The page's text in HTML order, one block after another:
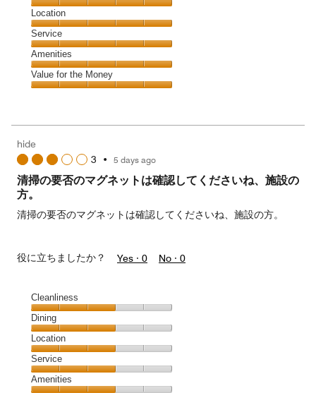
5
out
of
5
Dining,
5
out
of
5
Location
Location,
5
out
of
5
Service
Service,
5
out
Amenities
Amenities,
5
5
Value for the Money
5
out
of
5
hide
3 • 5 days ago
清掃の要否のマグネットは確認してくださいね、施設の
方。
清掃の要否のマグネットは確認してくださいね、施設の方。
役に立ちましたか？ Yes · 0 No · 0
Cleanliness
Cleanliness,
3
out
of
5
Dining
Dining,
3
out
of
Location
Location,
3
out
Service
Service,
Amenities